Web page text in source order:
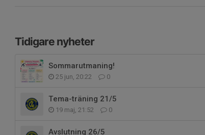
Tidigare nyheter
Sommarutmaning!
25 jun, 20:22 0
Tema-träning 21/5
19 maj, 21:52 0
Avslutning 26/5